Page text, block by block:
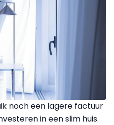
noch een lagere factuur
in een slim huis.